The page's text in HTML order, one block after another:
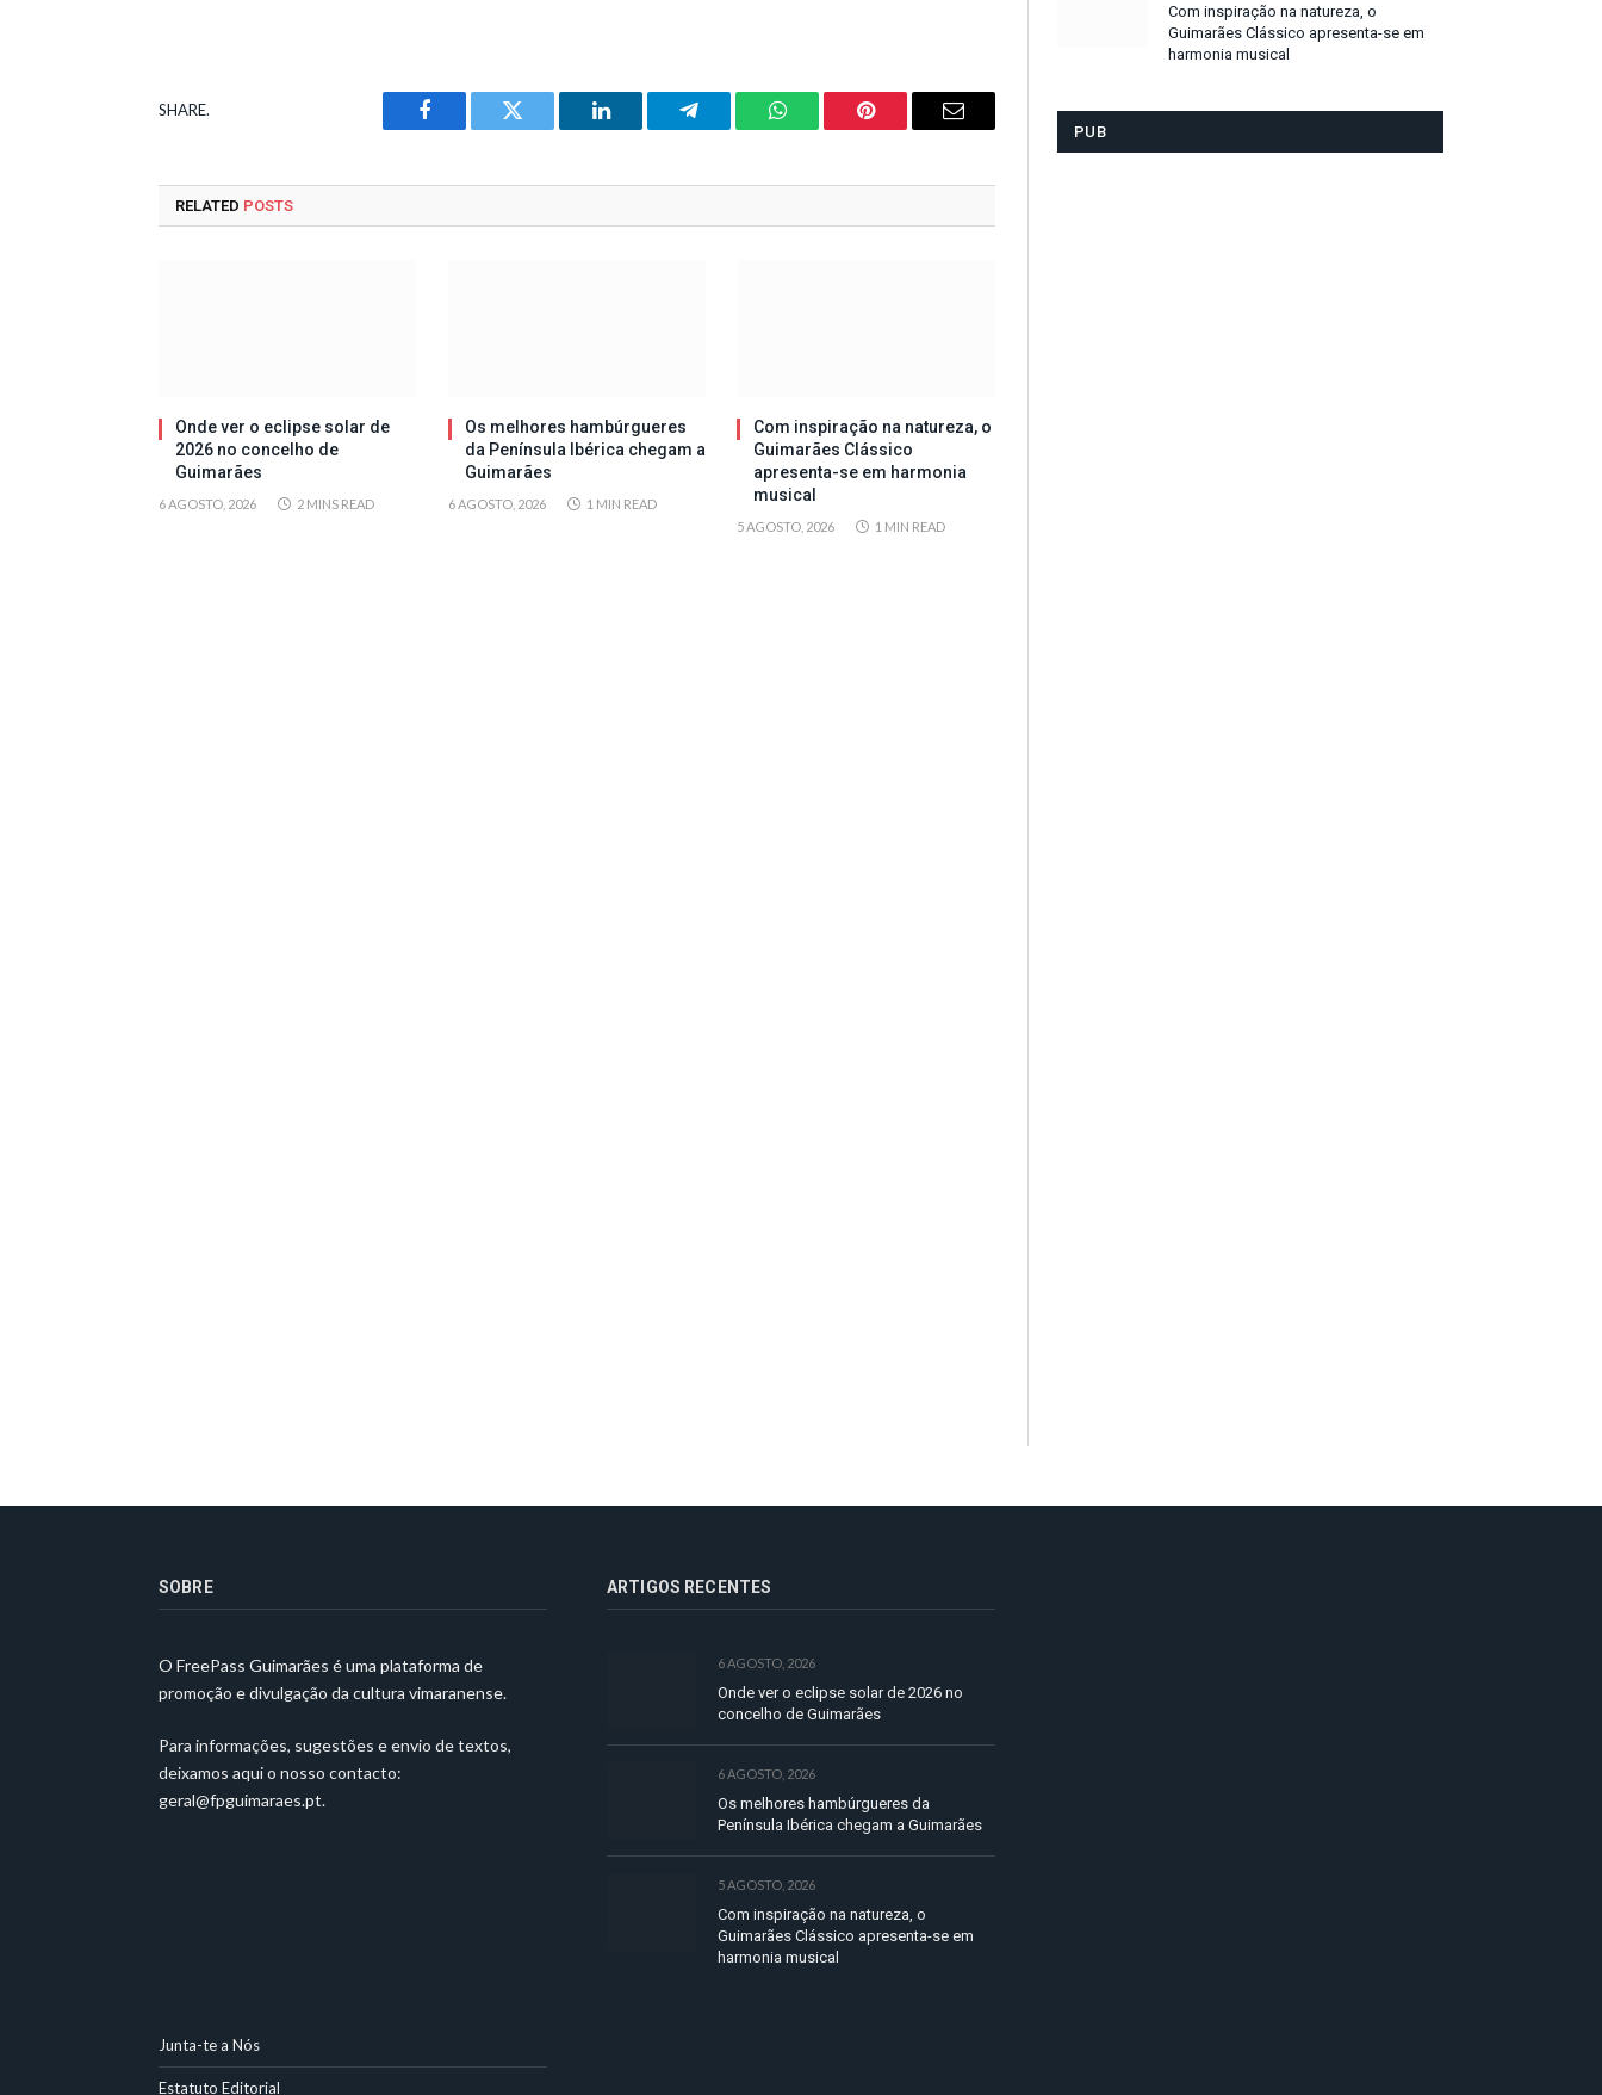
SHARE.
Facebook Twitter LinkedIn Telegram WhatsAppPinterest Email
RELATED POSTS
Onde ver o eclipse solar de
2026 no concelho de
Guimarães
6 AGOSTO, 2026 2 MINS READ
Os melhores hambúrgueres
da Península Ibérica chegam a
Guimarães
6 AGOSTO, 2026 1 MIN READ
Com inspiração na natureza, o
Guimarães Clássico
apresenta-se em harmonia
musical
5 AGOSTO, 2026 1 MIN READ
Com inspiração na natureza, o
Guimarães Clássico apresenta-se em
harmonia musical
PUB
SOBRE
O FreePass Guimarães é uma plataforma de
promoção e divulgação da cultura vimaranense.
Para informações, sugestões e envio de textos,
deixamos aqui o nosso contacto:
geral@fpguimaraes.pt.
ARTIGOS RECENTES
6 AGOSTO, 2026
Onde ver o eclipse solar de 2026 no
concelho de Guimarães
6 AGOSTO, 2026
Os melhores hambúrgueres da
Península Ibérica chegam a Guimarães
5 AGOSTO, 2026
Com inspiração na natureza, o
Guimarães Clássico apresenta-se em
harmonia musical
Junta-te a Nós
Estatuto Editorial